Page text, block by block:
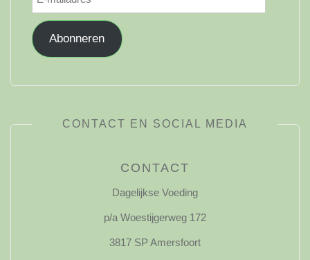
mailadres
Abonneren
CONTACT EN SOCIAL MEDIA
CONTACT
Dagelijkse Voeding
p/a Woestijgerweg 172
3817 SP Amersfoort